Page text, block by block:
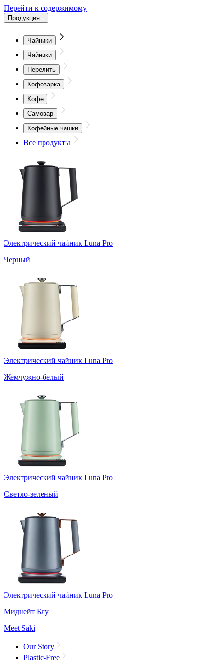
Перейти к содержимому
Продукция
Чайники
Чайники
Перелить
Кофеварка
Кофе
Самовар
Кофейные чашки
Все продукты
Электрический чайник Luna Pro
Черный
Электрический чайник Luna Pro
Жемчужно-белый
Электрический чайник Luna Pro
Светло-зеленый
Электрический чайник Luna Pro
Миднейт Блу
Meet Saki
Our Story
Plastic-Free